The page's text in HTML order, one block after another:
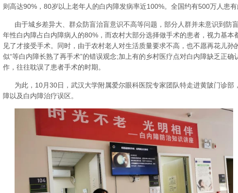
则高达90%，80岁以上老年人的白内障发病率近100%。全国约有500万人患有
由于城乡差异大、群众防盲治盲意识不高等问题，部分人群并未意识到防
年性白内障占白内障病人的80%，而农村大部分选择做手术的患者，视力基本
见了才接受手术。同时，由于农村老人对生活质量要求不高，也不愿再花儿孙
似“等白内障长熟了再手术”的错误观念;加上有的乡村医疗点对白内障缺乏正确
作，往往耽误了患者手术的时期。
为此，10月30日，武汉大学附属爱尔眼科医院专家团队特走进黄陂门诊部
障以及白内障治疗误区。